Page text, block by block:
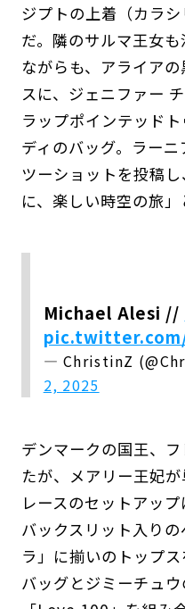
ジプトの上着（カラ
だ。隣のサルマ王女
ながらも、アライア
スに、ジェニファー
ラップポインテッド
ディのバッグ。ラー
ツーショットを投稿
に、楽しい時空の旅」
Michael Alesi //
— ChristinZ
2, 2025
デンマークの国王、
たが、メアリー王妃
レースのセットアッ
バックスリット入り
ラ」に揃いのトップ
バッグとジミーチュ